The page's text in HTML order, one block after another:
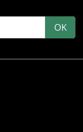
OK